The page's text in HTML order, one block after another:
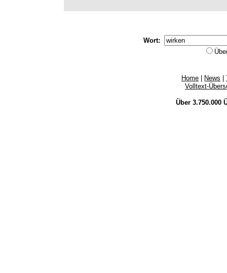
Wort:
Home News
Volltext-
Über 3.750.000